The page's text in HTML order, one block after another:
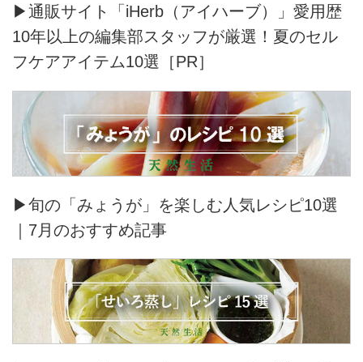
▶通販サイト「iHerb（アイハーブ）」愛用歴
10年以上の編集部スタッフが厳選！夏のセル
フケアアイテム10選［PR］
▶旬の「みょうが」を楽しむ人気レシピ10選
｜7月のおすすめ記事